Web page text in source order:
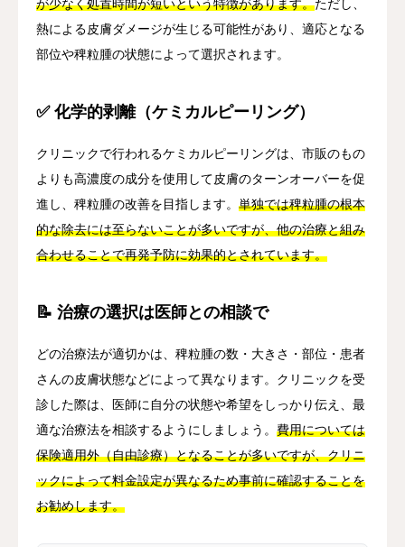
が少なく処置時間が短いという特徴があります。ただし、
熱による皮膚ダメージが生じる可能性があり、適応となる
部位や稗粒腫の状態によって選択されます。
✅ 化学的剥離（ケミカルピーリング）
クリニックで行われるケミカルピーリングは、市販のもの
よりも高濃度の成分を使用して皮膚のターンオーバーを促
進し、稗粒腫の改善を目指します。 単独では稗粒腫の根本
的な除去には至らないことが多いですが、他の治療と組み
合わせることで再発予防に効果的とされています。
📝 治療の選択は医師との相談で
どの治療法が適切かは、稗粒腫の数・大きさ・部位・患者
さんの皮膚状態などによって異なります。クリニックを受
診した際は、医師に自分の状態や希望をしっかり伝え、最
適な治療法を相談するようにしましょう。 費用については
保険適用外（自由診療）となることが多いですが、クリニ
ックによって料金設定が異なるため事前に確認することを
お勧めします。